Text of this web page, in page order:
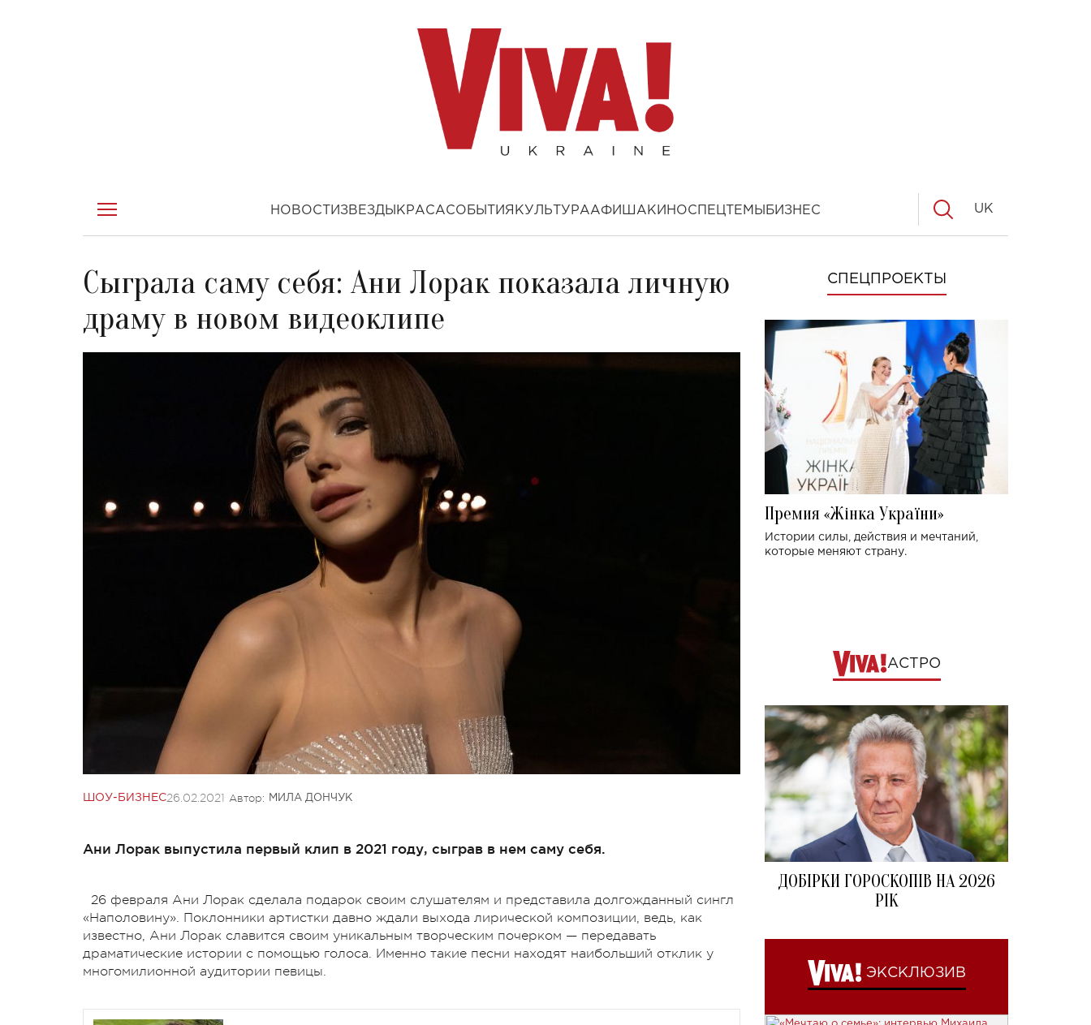
НОВОСТИ ЗВЕЗДЫ КРАСАСОБЫТИЯ КУЛЬТУРААФИША КИНОСПЕЦТЕМЫ БИЗНЕС UK
Сыграла саму себя: Ани Лорак показала личную
драму в новом видеоклипе
ШОУ-БИЗНЕС26.02.2021 Автор: МИЛА ДОНЧУК
Ани Лорак выпустила первый клип в 2021 году, сыграв в нем саму себя.
26 февраля Ани Лорак сделала подарок своим слушателям и представила долгожданный сингл
«Наполовину». Поклонники артистки давно ждали выхода лирической композиции, ведь, как
известно, Ани Лорак славится своим уникальным творческим почерком — передавать
драматические истории с помощью голоса. Именно такие песни находят наибольший отклик у
многомилионной аудитории певицы.
СПЕЦПРОЕКТЫ
Премия «Жінка України»
Истории силы, действия и мечтаний,
которые меняют страну.
АСТРО
ДОБІРКИ ГОРОСКОПІВ НА 2026
РІК
ЭКСКЛЮЗИВ